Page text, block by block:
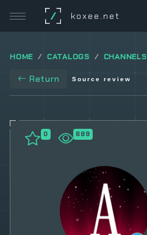
/ koxee.net
HOME CATALOGS CHANNELS
Return Source review
0 689